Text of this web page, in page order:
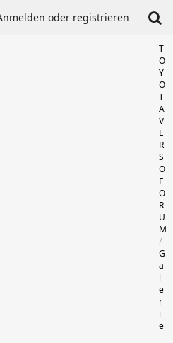
oder registrieren
T
O
Y
O
T
A
V
E
R
S
O
F
O
R
U
M
G
a
l
e
r
i
e